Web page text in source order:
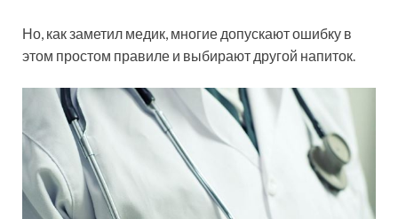
Но, как заметил медик, многие допускают ошибку в
этом простом правиле и выбирают другой напиток.